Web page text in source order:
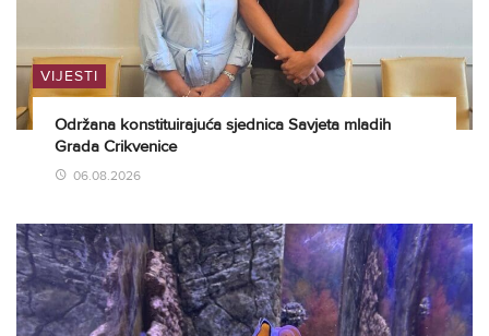
VIJESTI
Održana konstituirajuća sjednica Savjeta mladih
Grada Crikvenice
06.08.2026